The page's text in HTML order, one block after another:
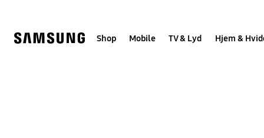
Shop Mobile TV & Lyd Hjem &